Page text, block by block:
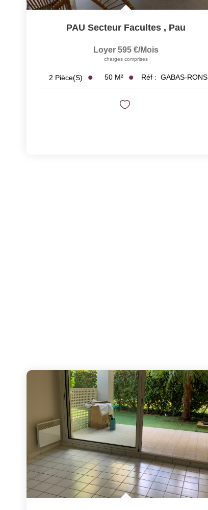
PAU Secteur Facultes , Pau
Loyer 595 €/mois
charges comprises
2 Pièce(s) 50 M² Réf : GABAS-RONS